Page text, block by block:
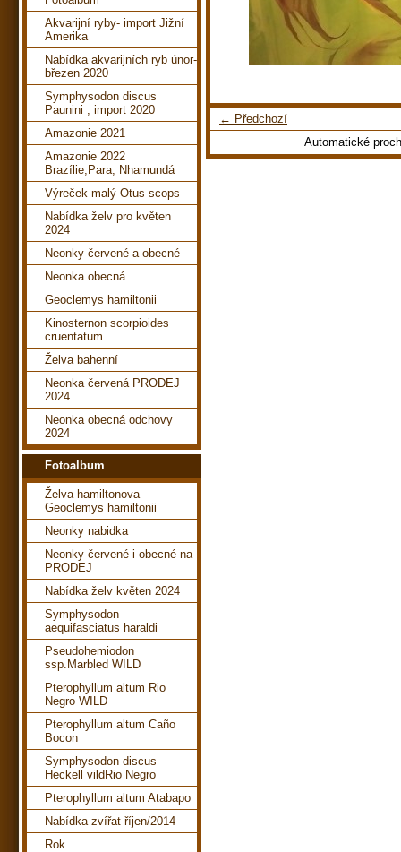
← Předchozí
Automatické
Akvarijní ryby- import Jižní
Amerika
Nabídka akvarijních ryb únor-
březen 2020
Symphysodon discus
Paunini , import 2020
Amazonie 2021
Amazonie 2022
Brazílie,Para, Nhamundá
Výreček malý Otus scops
Nabídka želv pro květen
2024
Neonky červené a obecné
Neonka obecná
Geoclemys hamiltonii
Kinosternon scorpioides
cruentatum
Želva bahenní
Neonka červená PRODEJ
2024
Neonka obecná odchovy
2024
Fotoalbum
Želva hamiltonova
Geoclemys hamiltonii
Neonky nabidka
Neonky červené i obecné na
PRODEJ
Nabídka želv květen 2024
Symphysodon
aequifasciatus haraldi
Pseudohemiodon
ssp.Marbled WILD
Pterophyllum altum Rio
Negro WILD
Pterophyllum altum Caño
Bocon
Symphysodon discus
Heckell vildRio Negro
Pterophyllum altum Atabapo
Nabídka zvířat říjen/2014
Rok